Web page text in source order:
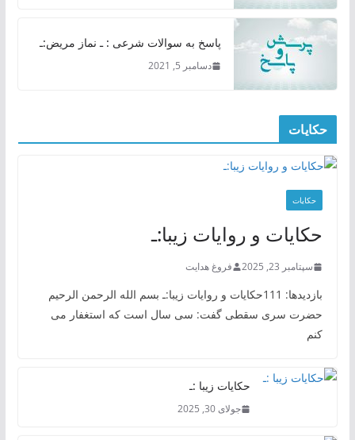
پاسخ به سوالات شرعی : ـ نماز مریض:ـ
دسامبر 5, 2021
حکایات
حکایات
حکایات و روایات زیبا:ـ
سپتامبر 23, 2025 فروغ هدایت
بازدیدها: 111حکایات و روایات زیبا:ـ بسم الله الرحمن الرحیم
حضرت سری سقطی گفت: سی سال است که استغفار می
کنم
حکایات زیبا :ـ
جولای 30, 2025